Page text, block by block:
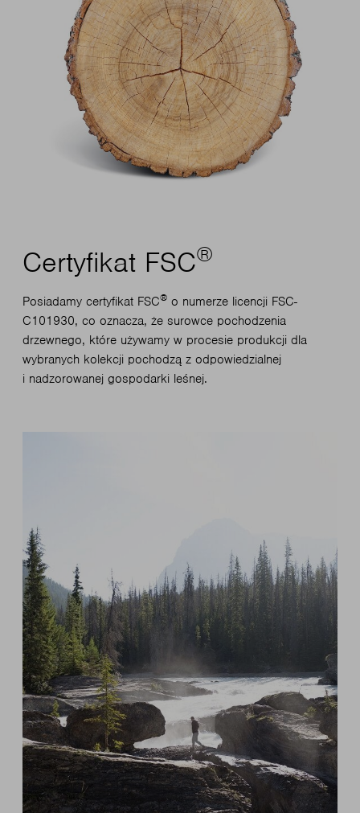
Certyfikat FSC®
Posiadamy certyfikat FSC® o numerze licencji FSC-
C101930, co oznacza, że surowce pochodzenia
drzewnego, które używamy w procesie produkcji dla
wybranych kolekcji pochodzą z odpowiedzialnej
i nadzorowanej gospodarki leśnej.